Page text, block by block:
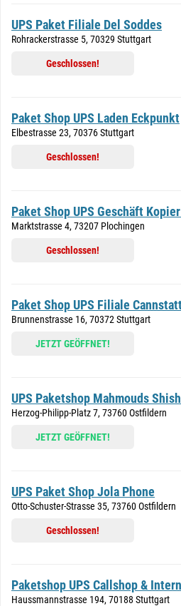
UPS Paket Filiale Del Soddes
Rohrackerstrasse 5, 70329 Stuttgart
Geschlossen!
Paket Shop UPS Laden Eckpunkt
Elbestrasse 23, 70376 Stuttgart
Geschlossen!
Paket Shop UPS Geschäft
Marktstrasse 4, 73207 Plochingen
Geschlossen!
Paket Shop UPS Filiale
Brunnenstrasse 16, 70372 Stuttgart
JETZT GEÖFFNET!
UPS Paketshop Mahmouds
Herzog-Philipp-Platz 7, 73760 Ostfildern
JETZT GEÖFFNET!
UPS Paket Shop Jola Phone
Otto-Schuster-Strasse 35, 73760 Ostfildern
Geschlossen!
Paketshop UPS Callshop &
Haussmannstrasse 194, 70188 Stuttgart